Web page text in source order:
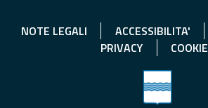
NOTE LEGALI ACCESSIBILITA'
PRIVACY